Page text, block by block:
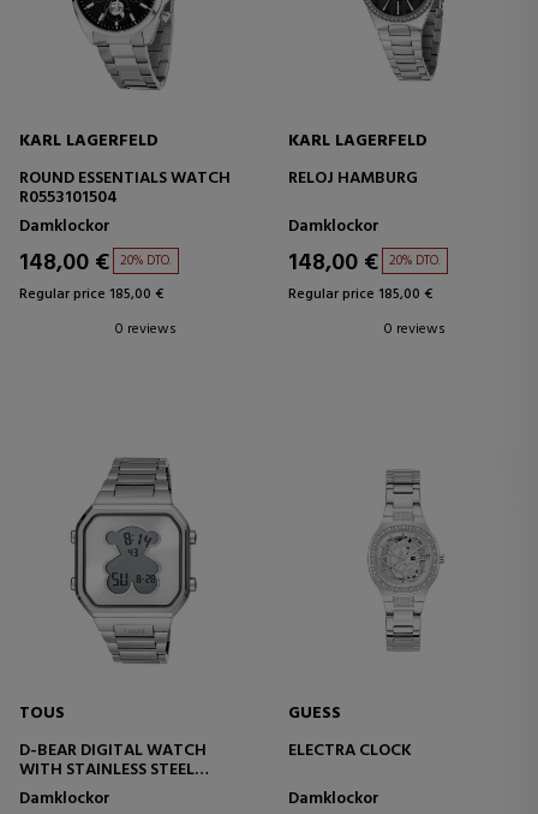
KARL LAGERFELD
ROUND ESSENTIALS WATCH
R0553101504
Damklockor
148,00 € 20% DTO.
Regular price 185,00 €
0 reviews
KARL LAGERFELD
RELOJ HAMBURG
Damklockor
148,00 € 20% DTO.
Regular price 185,00 €
0 reviews
TOUS
D-BEAR DIGITAL WATCH
WITH STAINLESS STEEL
BRACELET
Damklockor
GUESS
ELECTRA CLOCK
Damklockor